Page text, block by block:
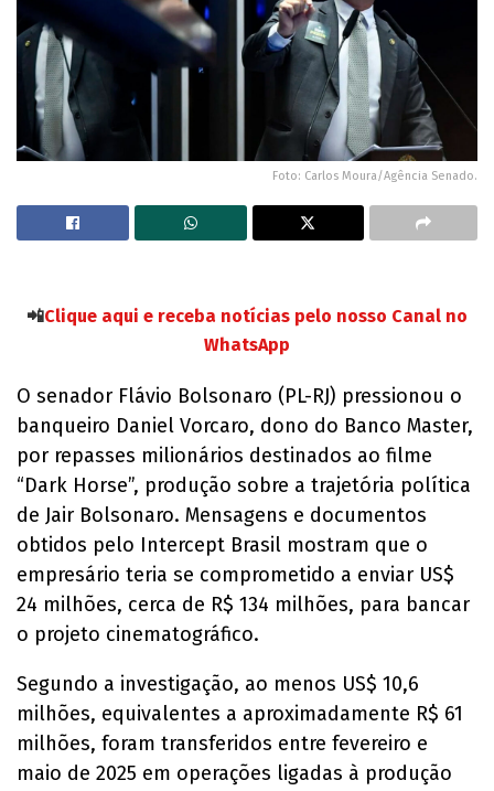
Foto: Carlos Moura/Agência Senado.
📲Clique aqui e receba notícias pelo nosso Canal no
WhatsApp
O senador Flávio Bolsonaro (PL-RJ) pressionou o
banqueiro Daniel Vorcaro, dono do Banco Master,
por repasses milionários destinados ao filme
“Dark Horse”, produção sobre a trajetória política
de Jair Bolsonaro. Mensagens e documentos
obtidos pelo Intercept Brasil mostram que o
empresário teria se comprometido a enviar US$
24 milhões, cerca de R$ 134 milhões, para bancar
o projeto cinematográfico.
Segundo a investigação, ao menos US$ 10,6
milhões, equivalentes a aproximadamente R$ 61
milhões, foram transferidos entre fevereiro e
maio de 2025 em operações ligadas à produção